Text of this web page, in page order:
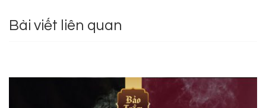
Bài viết liên quan